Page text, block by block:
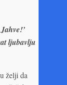
ljubavlju
želji da